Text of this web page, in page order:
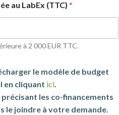
au LabEx (TTC) *
à 2 000 EUR TTC.
le modèle de budget
en cliquant ici.
les co-financements
le joindre à votre demande.